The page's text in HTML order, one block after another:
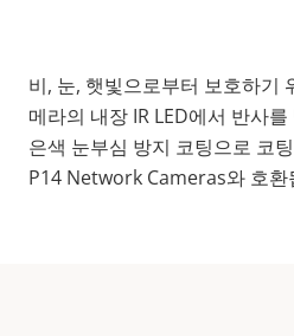
비, 눈, 햇빛으로부터 보호하기
메라의 내장 IR LED에서 반사
은색 눈부심 방지 코팅으로 코
P14 Network Cameras와 호환